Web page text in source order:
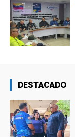
DESTACADO